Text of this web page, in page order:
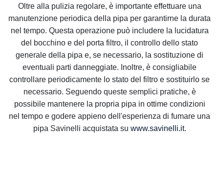
Oltre alla pulizia regolare, è importante effettuare una
manutenzione periodica della pipa per garantirne la durata
nel tempo. Questa operazione può includere la lucidatura
del bocchino e del porta filtro, il controllo dello stato
generale della pipa e, se necessario, la sostituzione di
eventuali parti danneggiate. Inoltre, è consigliabile
controllare periodicamente lo stato del filtro e sostituirlo se
necessario. Seguendo queste semplici pratiche, è
possibile mantenere la propria pipa in ottime condizioni
nel tempo e godere appieno dell'esperienza di fumare una
pipa Savinelli acquistata su www.savinelli.it.